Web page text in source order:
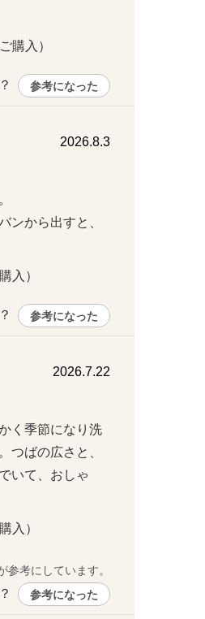
購入）
参考になった
2026.8.3
ンから出すと、
入）
参考になった
2026.7.22
く季節になり洗
つばの広さと、
いて、おしゃ
入）
参考にしています。
参考になった